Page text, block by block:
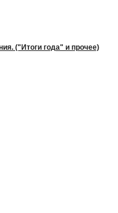
("Итоги года" и прочее)